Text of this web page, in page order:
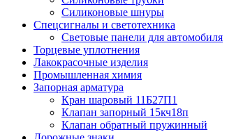
Силиконовые шнуры
Спецсигналы и светотехника
Световые панели для автомобиля
Торцевые уплотнения
Лакокрасочные изделия
Промышленная химия
Запорная арматура
Кран шаровый 11Б27П1
Клапан запорный 15кч18п
Клапан обратный пружинный